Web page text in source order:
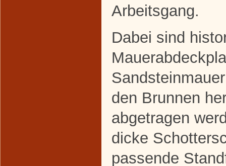
Arbeitsgang.
Dabei sind
den Brunnen
abgetragen
dicke
passende